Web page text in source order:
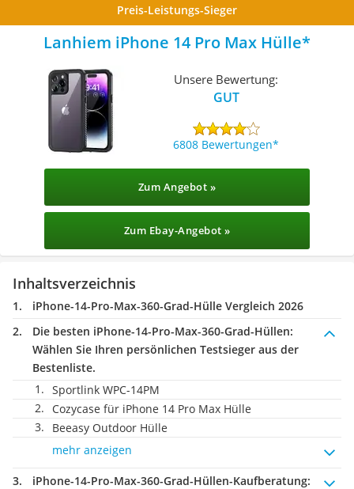
Preis-Leistungs-Sieger
Lanhiem iPhone 14 Pro Max Hülle
Unsere Bewertung:
GUT
6808 Bewertungen
Zum Angebot »
Zum Ebay-Angebot »
Inhaltsverzeichnis
iPhone-14-Pro-Max-360-Grad-Hülle Vergleich 2026
Die besten iPhone-14-Pro-Max-360-Grad-Hüllen:
Wählen Sie Ihren persönlichen Testsieger aus der
Bestenliste.
Sportlink WPC-14PM
Cozycase für iPhone 14 Pro Max Hülle
Beeasy Outdoor Hülle
mehr anzeigen
iPhone-14-Pro-Max-360-Grad-Hüllen-Kaufberatung: